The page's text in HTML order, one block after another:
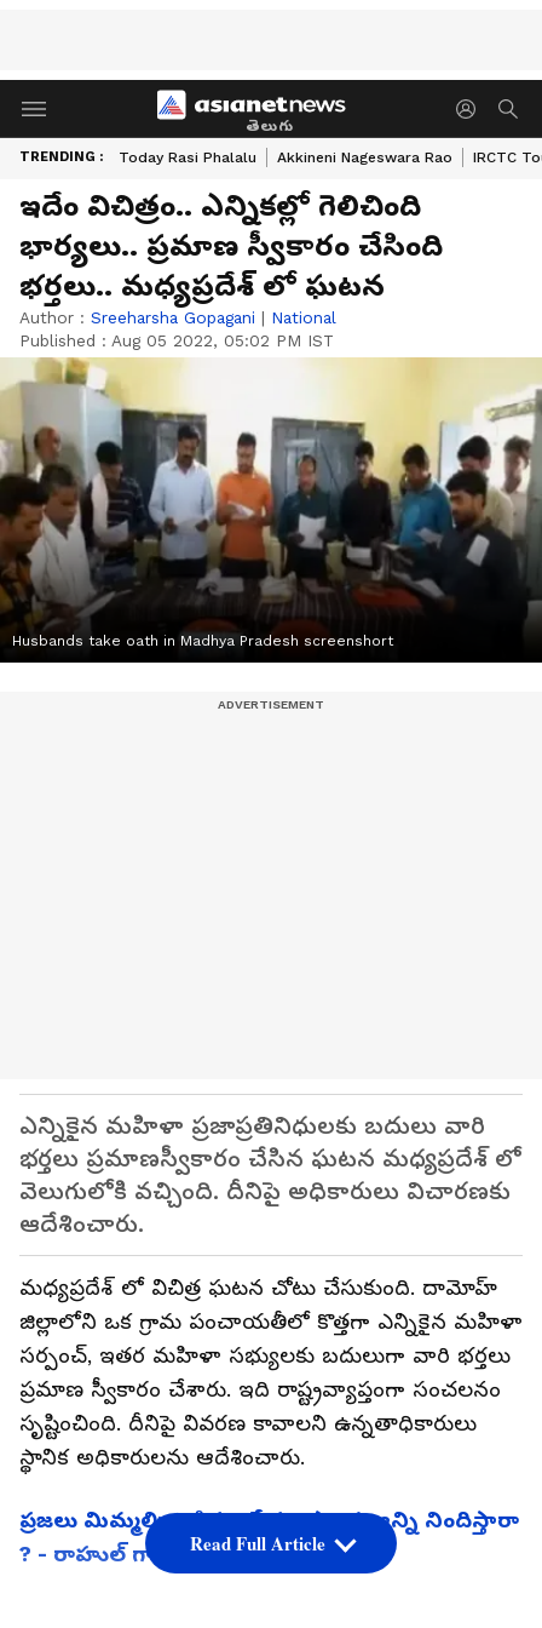
తెలుగు
TRENDING : Today Rasi Phalalu Akkineni Nageswara Rao IRCTC
ఇదేం విచిత్రం.. ఎన్నికల్లో గెలిచింది
భార్యలు.. ప్రమాణ స్వీకారం చేసింది
భర్తలు.. మధ్యప్రదేశ్ లో ఘటన
Author : Sreeharsha Gopagani | National
Published : Aug 05 2022, 05:02 PM IST
Husbands take oath in Madhya Pradesh screenshort
ఎన్నికైన మహిళా ప్రజాప్రతినిధులకు బదులు వారి
భర్తలు ప్రమాణస్వీకారం చేసిన ఘటన మధ్యప్రదేశ్ లో
వెలుగులోకి వచ్చింది. దీనిపై అధికారులు విచారణకు
ఆదేశించారు.
మ‌ధ్య‌ప్ర‌దేశ్ లో విచిత్ర ఘ‌ట‌న చోటు చేసుకుంది. దామోహ్
జిల్లాలోని ఒక గ్రామ పంచాయతీలో కొత్తగా ఎన్నికైన మహిళా
సర్పంచ్, ఇత‌ర మ‌హిళా స‌భ్యుల‌కు బ‌దులుగా వారి భ‌ర్త‌లు
ప్ర‌మాణ స్వీకారం చేశారు. ఇది రాష్ట్ర‌వ్యాప్తంగా సంచ‌ల‌నం
సృష్టించింది. దీనిపై వివ‌ర‌ణ కావాల‌ని ఉన్న‌తాధికారులు
స్థానిక అధికారుల‌ను ఆదేశించారు.
ప్రజలు మిమ్మల్ని ఓడిస్తుంటే ప్ర‌జాస్వామ్యాన్ని నిందిస్తారా
? - రాహుల్ గాంధీపై బీజేపీ మండిపాటు
Read Full Article